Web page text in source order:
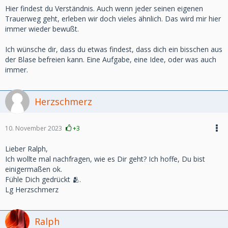
Verrückte Welt.
Hier findest du Verständnis. Auch wenn jeder seinen eigenen
Trauerweg geht, erleben wir doch vieles ähnlich. Das wird mir hier
immer wieder bewußt.
Ich wünsche dir, dass du etwas findest, dass dich ein bisschen aus
der Blase befreien kann. Eine Aufgabe, eine Idee, oder was auch
immer.
Herzschmerz
10. November 2023 +3
Lieber Ralph,
Ich wollte mal nachfragen, wie es Dir geht? Ich hoffe, Du bist
einigermaßen ok.
Fühle Dich gedrückt 🫂.
Lg Herzschmerz
Ralph